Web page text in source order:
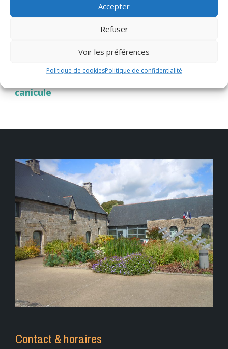
Accepter
Refuser
Voir les préférences
Politique de cookiesPolitique de confidentialité
pas le troisième
canicule
Contact & horaires